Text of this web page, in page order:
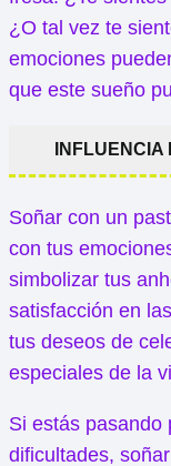
¿O tal vez te
emociones
que este sueño
Soñar con un
con tus
simbolizar tus
satisfacción en
tus deseos de
especiales de la
Si estás pasando
dificultades,